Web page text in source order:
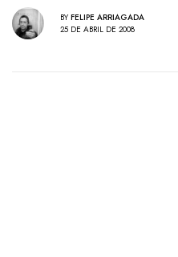
BY FELIPE ARRIAGADA
25 DE ABRIL DE 2008